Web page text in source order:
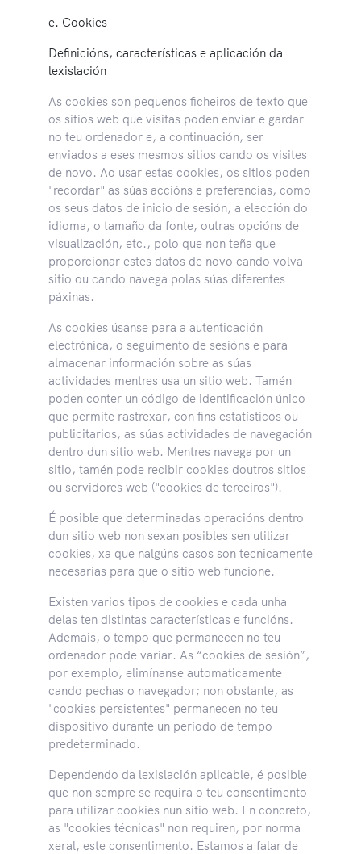
e. Cookies
Definicións, características e aplicación da
lexislación
As cookies son pequenos ficheiros de texto que
os sitios web que visitas poden enviar e gardar
no teu ordenador e, a continuación, ser
enviados a eses mesmos sitios cando os visites
de novo. Ao usar estas cookies, os sitios poden
"recordar" as súas accións e preferencias, como
os seus datos de inicio de sesión, a elección do
idioma, o tamaño da fonte, outras opcións de
visualización, etc., polo que non teña que
proporcionar estes datos de novo cando volva
sitio ou cando navega polas súas diferentes
páxinas.
As cookies úsanse para a autenticación
electrónica, o seguimento de sesións e para
almacenar información sobre as súas
actividades mentres usa un sitio web. Tamén
poden conter un código de identificación único
que permite rastrexar, con fins estatísticos ou
publicitarios, as súas actividades de navegación
dentro dun sitio web. Mentres navega por un
sitio, tamén pode recibir cookies doutros sitios
ou servidores web ("cookies de terceiros").
É posible que determinadas operacións dentro
dun sitio web non sexan posibles sen utilizar
cookies, xa que nalgúns casos son tecnicamente
necesarias para que o sitio web funcione.
Existen varios tipos de cookies e cada unha
delas ten distintas características e funcións.
Ademais, o tempo que permanecen no teu
ordenador pode variar. As “cookies de sesión”,
por exemplo, elimínanse automaticamente
cando pechas o navegador; non obstante, as
"cookies persistentes" permanecen no teu
dispositivo durante un período de tempo
predeterminado.
Dependendo da lexislación aplicable, é posible
que non sempre se requira o teu consentimento
para utilizar cookies nun sitio web. En concreto,
as "cookies técnicas" non requiren, por norma
xeral, este consentimento. Estamos a falar de